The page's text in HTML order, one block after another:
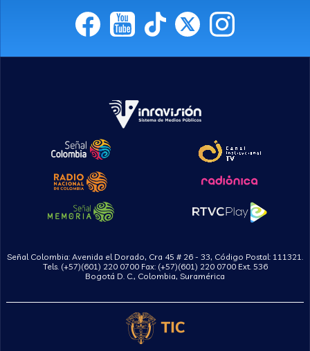
Señal Colombia: Avenida el Dorado, Cra 45 # 26 - 33, Código Postal: 111321.
Tels. (+57)(601) 220 0700 Fax: (+57)(601) 220 0700 Ext. 536
Bogotá D. C., Colombia, Suramérica